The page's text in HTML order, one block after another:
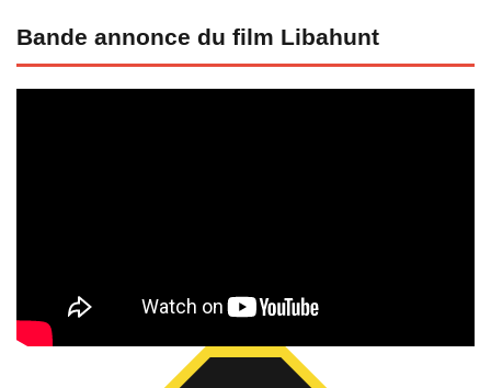
Bande annonce du film Libahunt